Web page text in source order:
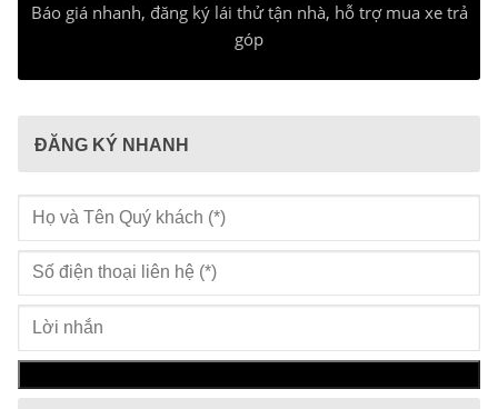
Báo giá nhanh, đăng ký lái thử tận nhà, hỗ trợ mua xe trả
góp
ĐĂNG KÝ NHANH